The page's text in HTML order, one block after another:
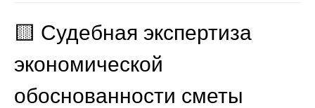
🟨 Судебная экспертиза
экономической
обоснованности сметы